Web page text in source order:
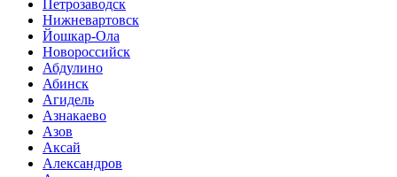
Петрозаводск
Нижневартовск
Йошкар-Ола
Новороссийск
Абдулино
Абинск
Агидель
Азнакаево
Азов
Аксай
Александров